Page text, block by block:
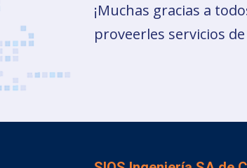
¡Muchas gracias a
proveerles servicios